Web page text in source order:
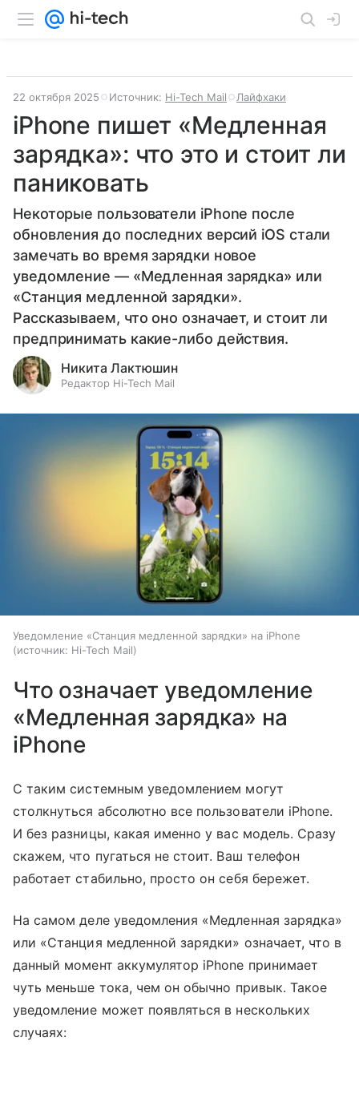
22 октября 2025 Источник: Hi-Tech Mail Лайфхаки
iPhone пишет «Медленная
зарядка»: что это и стоит ли
паниковать
Некоторые пользователи iPhone после
обновления до последних версий iOS стали
замечать во время зарядки новое
уведомление — «Медленная зарядка» или
«Станция медленной зарядки».
Рассказываем, что оно означает, и стоит ли
предпринимать какие-либо действия.
Никита Лактюшин
Редактор Hi-Tech Mail
Уведомление «Станция медленной зарядки» на iPhone
источник: Hi-Tech Mail
Что означает уведомление
«Медленная зарядка» на
iPhone
С таким системным уведомлением могут
столкнуться абсолютно все пользователи iPhone.
И без разницы, какая именно у вас модель. Сразу
скажем, что пугаться не стоит. Ваш телефон
работает стабильно, просто он себя бережет.
На самом деле уведомления «Медленная зарядка»
или «Станция медленной зарядки» означает, что в
данный момент аккумулятор iPhone принимает
чуть меньше тока, чем он обычно привык. Такое
уведомление может появляться в нескольких
случаях: